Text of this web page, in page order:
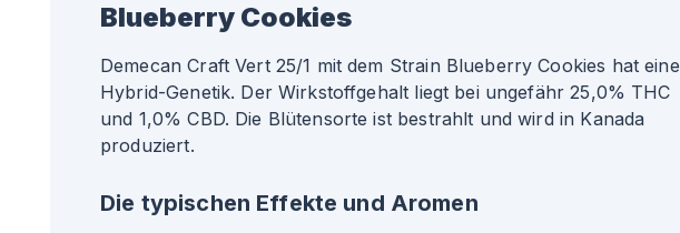
Blueberry Cookies
Demecan Craft Vert 25/1 mit dem Strain Blueberry Cookies hat eine
Hybrid-Genetik. Der Wirkstoffgehalt liegt bei ungefähr 25,0% THC
und 1,0% CBD. Die Blütensorte ist bestrahlt und wird in Kanada
produziert.
Die typischen Effekte und Aromen